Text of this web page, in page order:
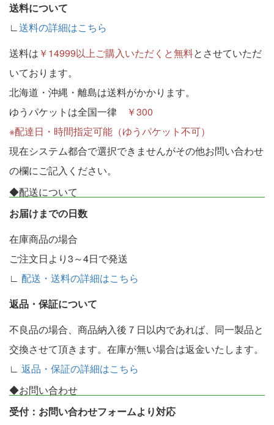
送料について
∟送料の詳細はこちら
送料は ￥14999以上ご購入いただくと無料とさせていただ
いております。
北海道・沖縄・離島は送料がかかります。
ゆうパケットは全国一律
￥300
※配達日・時間指定可能（ゆうパケット不可）
現在システム都合で選択できませんがその他お問い合わせ
の欄にご記入ください。
◆配送について
お届けまでの日数
在庫商品の場合
ご注文日より3～4日で発送
∟ 配送・送料の詳細はこちら
返品・保証について
不良品の場合、商品納入後７日以内であれば、同一製品と
交換させて頂きます。在庫が無い場合は返金いたします。
∟ 返品・保証の詳細はこちら
◆お問い合わせ
受付：お問い合わせフォームより対応